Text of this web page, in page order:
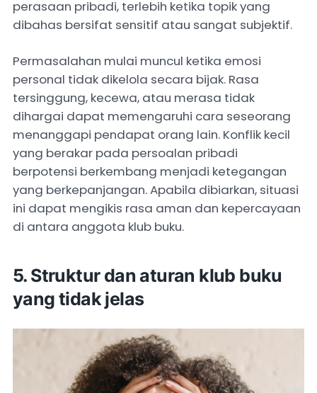
perasaan pribadi, terlebih ketika topik yang
dibahas bersifat sensitif atau sangat subjektif.
Permasalahan mulai muncul ketika emosi
personal tidak dikelola secara bijak. Rasa
tersinggung, kecewa, atau merasa tidak
dihargai dapat memengaruhi cara seseorang
menanggapi pendapat orang lain. Konflik kecil
yang berakar pada persoalan pribadi
berpotensi berkembang menjadi ketegangan
yang berkepanjangan. Apabila dibiarkan, situasi
ini dapat mengikis rasa aman dan kepercayaan
di antara anggota klub buku.
5. Struktur dan aturan klub buku
yang tidak jelas